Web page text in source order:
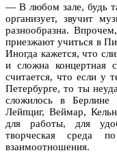
— В любом зале, будь
организует, звучит
разнообразна.
приезжают учиться в
Иногда кажется, что
и сложна концертная
считается, что если у
Петербурге, то ты
сложилось в
Лейпциг, Веймар,
для работы, для
творческая среда
взаимоотношения.